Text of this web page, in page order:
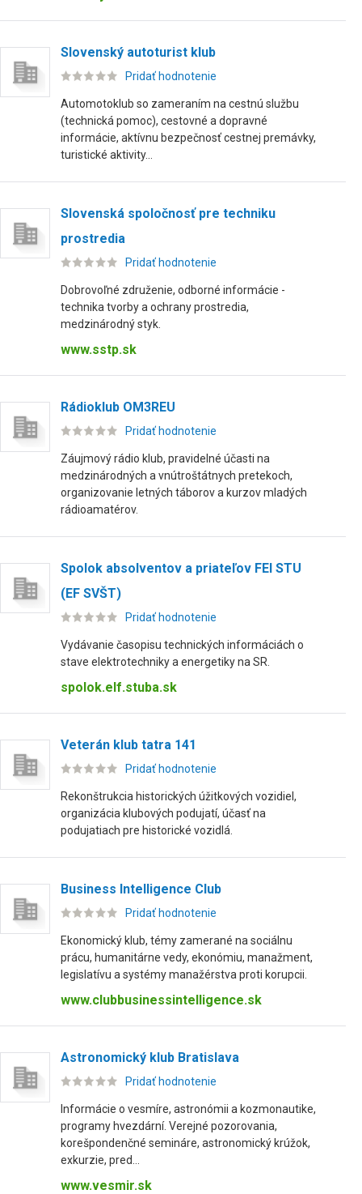
Slovenský autoturist klub
Pridať hodnotenie
Automotoklub so zameraním na cestnú službu
(technická pomoc), cestovné a dopravné
informácie, aktívnu bezpečnosť cestnej premávky,
turistické aktivity...
Slovenská spoločnosť pre techniku
prostredia
Pridať hodnotenie
Dobrovoľné združenie, odborné informácie -
technika tvorby a ochrany prostredia,
medzinárodný styk.
www.sstp.sk
Rádioklub OM3REU
Pridať hodnotenie
Záujmový rádio klub, pravidelné účasti na
medzinárodných a vnútroštátnych pretekoch,
organizovanie letných táborov a kurzov mladých
rádioamatérov.
Spolok absolventov a priateľov FEI STU
(EF SVŠT)
Pridať hodnotenie
Vydávanie časopisu technických informáciách o
stave elektrotechniky a energetiky na SR.
spolok.elf.stuba.sk
Veterán klub tatra 141
Pridať hodnotenie
Rekonštrukcia historických úžitkových vozidiel,
organizácia klubových podujatí, účasť na
podujatiach pre historické vozidlá.
Business Intelligence Club
Pridať hodnotenie
Ekonomický klub, témy zamerané na sociálnu
prácu, humanitárne vedy, ekonómiu, manažment,
legislatívu a systémy manažérstva proti korupcii.
www.clubbusinessintelligence.sk
Astronomický klub Bratislava
Pridať hodnotenie
Informácie o vesmíre, astronómii a kozmonautike,
programy hvezdární. Verejné pozorovania,
korešpondenčné semináre, astronomický krúžok,
exkurzie, pred...
www.vesmir.sk